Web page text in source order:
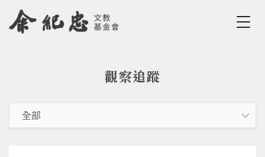
Jump to Navigation
Jump to Main content
觀察追蹤